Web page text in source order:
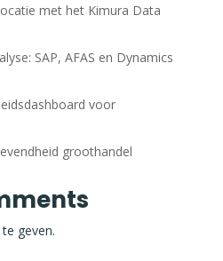
met het Kimura Data
SAP, AFAS en Dynamics
voor
groothandel
geven.